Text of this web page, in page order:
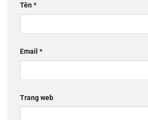
Tên*
Email *
Trang web